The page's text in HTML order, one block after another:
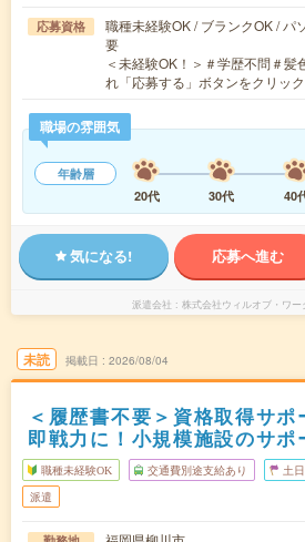
応募資格
職種未経験OK / ブランクOK / パ
要
＜未経験OK！＞＃学歴不問＃
れ「応募する」ボタンをクリッ
職場の雰囲気
年齢層
20代
30代 40
気になる! 応募へ進む
派遣会社 株式会社ウィルオブ・ワ
未読 掲載日 2026/08/04
＜履歴書不要＞資格取得サポ
即戦力に！小規模施設のサポ
職種未経験OK 交通費別途支給あり 土
派遣